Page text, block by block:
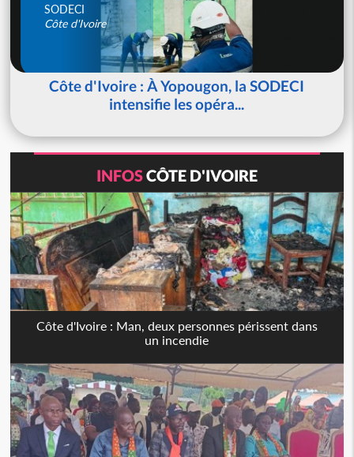
SODECI
Côte d'Ivoire
Côte d'Ivoire : À Yopougon, la SODECI
intensifie les opéra...
INFOSCÔTE D'IVOIRE
Côte d'Ivoire : Man, deux personnes périssent dans
un incendie